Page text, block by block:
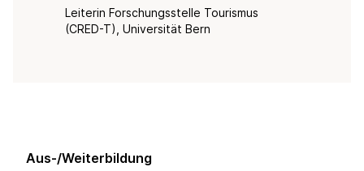
Leiterin Forschungsstelle Tourismus
(CRED-T), Universität Bern
Aus-/Weiterbildung